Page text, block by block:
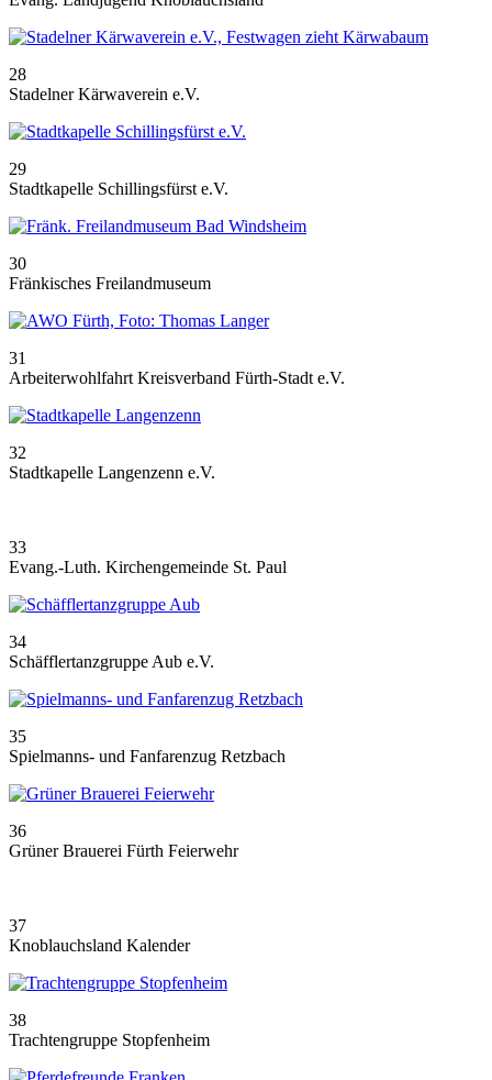
28
Stadelner Kärwaverein e.V.
29
Stadtkapelle Schillingsfürst e.V.
30
Fränkisches Freilandmuseum
31
Arbeiterwohlfahrt Kreisverband Fürth-Stadt e.V.
32
Stadtkapelle Langenzenn e.V.
33
Evang.-Luth. Kirchengemeinde St. Paul
34
Schäfflertanzgruppe Aub e.V.
35
Spielmanns- und Fanfarenzug Retzbach
36
Grüner Brauerei Fürth Feierwehr
37
Knoblauchsland Kalender
38
Trachtengruppe Stopfenheim